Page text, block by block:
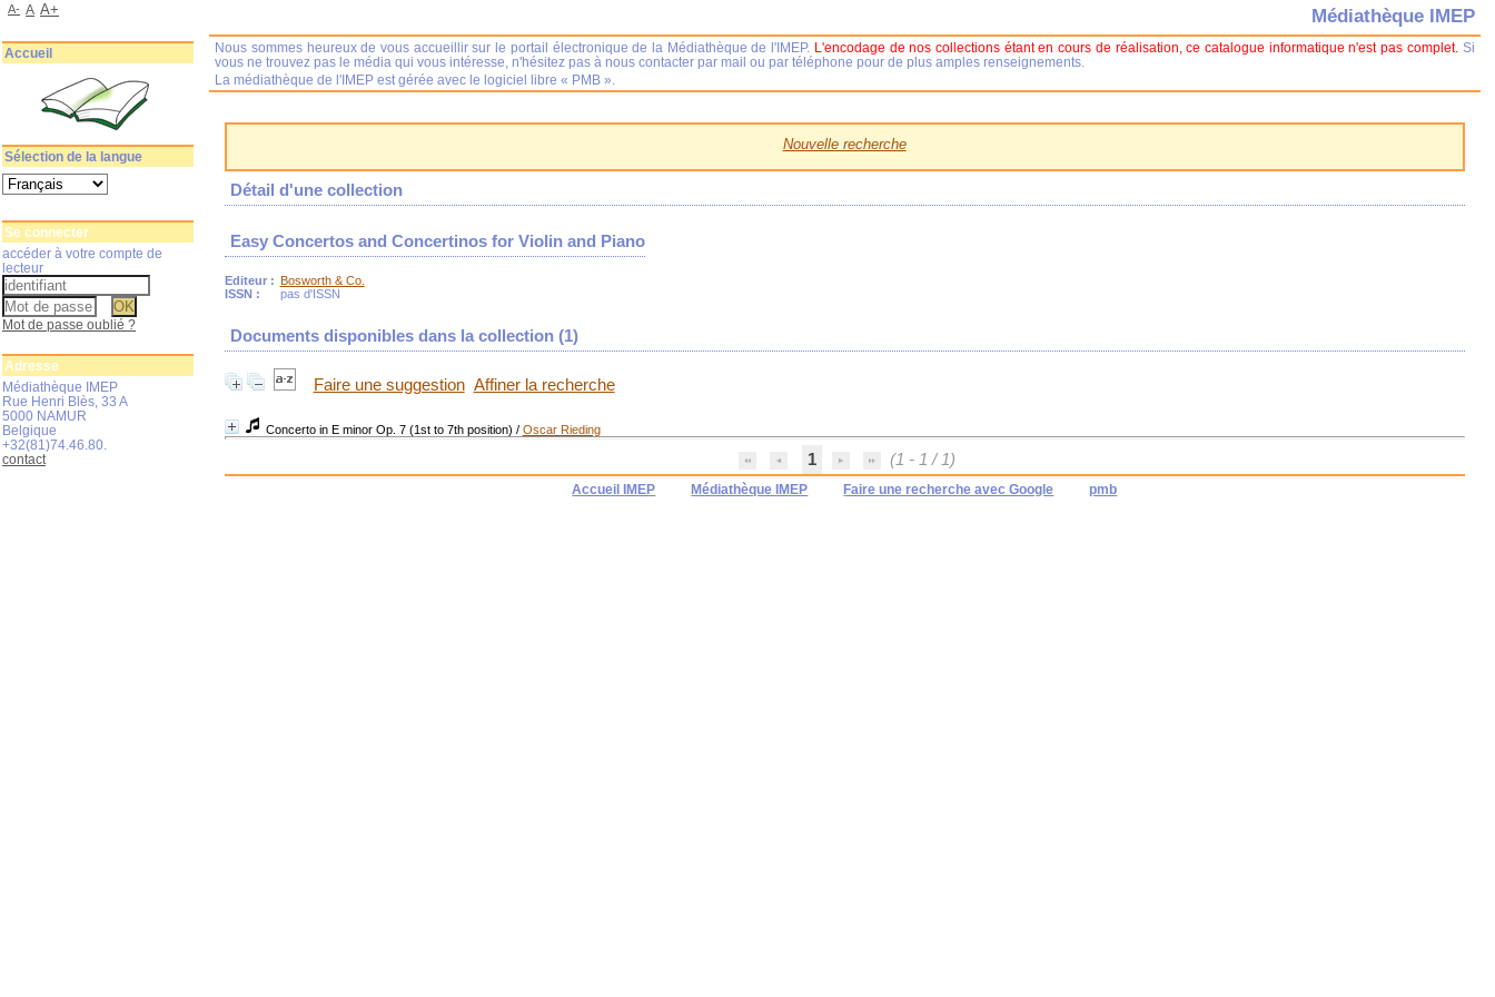
Nouvelle recherche
Détail d'une collection
Easy Concertos and Concertinos for Violin and Piano
Editeur : Bosworth & Co.
ISSN :
pas d'ISSN
Documents disponibles dans la collection (1)
Faire une suggestion Affiner la recherche
Concerto in E minor Op. 7 (1st to 7th position) / Oscar Rieding
1 (1 - 1 / 1)
Accueil IMEP Médiathèque IMEP Faire une recherche avec Google pmb
Médiathèque IMEP
Nous sommes heureux de vous accueillir sur le portail électronique de la Médiathèque de l'IMEP. L'encodage de nos collections étant en cours de réalisation, ce catalogue informatique n'est pas complet. Si
vous ne trouvez pas le média qui vous intéresse, n'hésitez pas à nous contacter par mail ou par téléphone pour de plus amples renseignements.
La médiathèque de l'IMEP est gérée avec le logiciel libre « PMB ».
A- A A+
Accueil
Sélection de la langue
Se connecter
accéder à votre compte de
lecteur
Mot de passe oublié ?
Adresse
Médiathèque IMEP
Rue Henri Blès, 33 A
5000 NAMUR
Belgique
+32(81)74.46.80.
contact